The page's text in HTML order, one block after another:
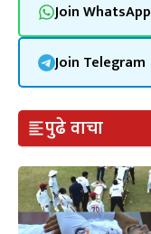
Join WhatsApp
Join Telegram
पुढे वाचा